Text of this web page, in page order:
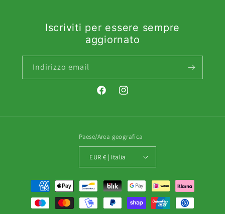
Iscriviti per essere sempre
aggiornato
Indirizzo email
FacebookInstagram
Paese/Area geografica
EUR € | Italia
Metodi
pagamento